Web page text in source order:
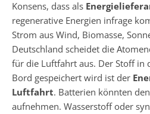
Konsens, dass als
regenerative Energien infrage
Strom aus Wind, Biomasse,
Deutschland scheidet die
für die Luftfahrt aus. Der Stoff in
Bord gespeichert wird ist der
Luftfahrt. Batterien könnten
aufnehmen. Wasserstoff oder